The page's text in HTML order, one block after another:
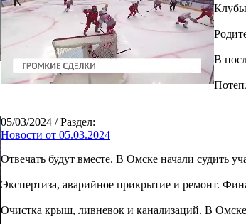
Клубы
В
05/03/2024 / Раздел:
Новости от 05.03.2024
Отвечать будут вместе. В Омске начали судить
Экспертиза, аварийное прикрытие и ремонт.
Очистка крыш, ливневок и канализаций. В Омске